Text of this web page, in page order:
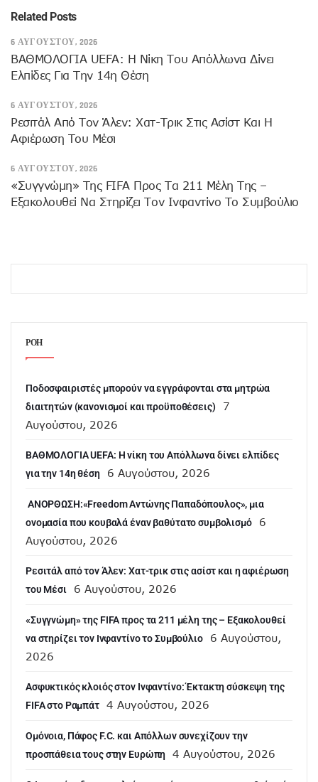
Related Posts
6 ΑΥΓΟΎΣΤΟΥ, 2026
ΒΑΘΜΟΛΟΓΙΑ UEFA: Η Νίκη Του Απόλλωνα Δίνει
Ελπίδες Για Την 14η Θέση
6 ΑΥΓΟΎΣΤΟΥ, 2026
Ρεσιτάλ Από Τον Άλεν: Χατ-Τρικ Στις Ασίστ Και Η
Αφιέρωση Του Μέσι
6 ΑΥΓΟΎΣΤΟΥ, 2026
«Συγγνώμη» Της FIFA Προς Τα 211 Μέλη Της –
Εξακολουθεί Να Στηρίζει Τον Ινφαντίνο Το Συμβούλιο
ΡΟΗ
Ποδοσφαιριστές μπορούν να εγγράφονται στα μητρώα
διαιτητών (κανονισμοί και προϋποθέσεις)
7
Αυγούστου, 2026
ΒΑΘΜΟΛΟΓΙΑ UEFA: Η νίκη του Απόλλωνα δίνει ελπίδες
για την 14η θέση
6 Αυγούστου, 2026
ANOΡΘΩΣΗ:«Freedom Αντώνης Παπαδόπουλος», μια
ονομασία που κουβαλά έναν βαθύτατο συμβολισμό
6
Αυγούστου, 2026
Ρεσιτάλ από τον Άλεν: Χατ-τρικ στις ασίστ και η αφιέρωση
του Μέσι
6 Αυγούστου, 2026
«Συγγνώμη» της FIFA προς τα 211 μέλη της – Εξακολουθεί
να στηρίζει τον Ινφαντίνο το Συμβούλιο
6 Αυγούστου,
2026
Ασφυκτικός κλοιός στον Ινφαντίνο: Έκτακτη σύσκεψη της
FIFA στο Ραμπάτ
4 Αυγούστου, 2026
Ομόνοια, Πάφος F.C. και Απόλλων συνεχίζουν την
προσπάθεια τους στην Ευρώπη
4 Αυγούστου, 2026